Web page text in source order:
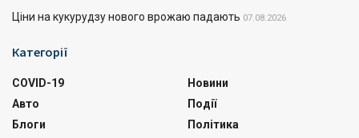
Ціни на кукурудзу нового врожаю падають 07.08.2026
Категорії
COVID-19
Авто
Блоги
Новини
Події
Політика